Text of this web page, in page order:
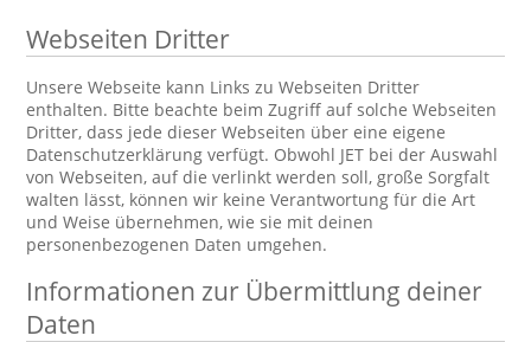
Webseiten Dritter
Unsere Webseite kann Links zu Webseiten Dritter
enthalten. Bitte beachte beim Zugriff auf solche Webseiten
Dritter, dass jede dieser Webseiten über eine eigene
Datenschutzerklärung verfügt. Obwohl JET bei der Auswahl
von Webseiten, auf die verlinkt werden soll, große Sorgfalt
walten lässt, können wir keine Verantwortung für die Art
und Weise übernehmen, wie sie mit deinen
personenbezogenen Daten umgehen.
Informationen zur Übermittlung deiner
Daten